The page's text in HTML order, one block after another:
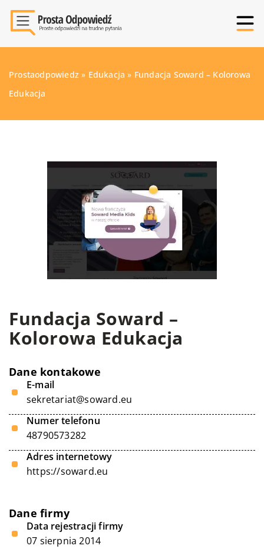
Prostaodpowiedz » Edukacja » Fundacja Soward – Kolorowa
Edukacja
Fundacja Soward –
Kolorowa Edukacja
Dane kontakowe
E-mail
sekretariat@soward.eu
Numer telefonu
48790573282
Adres internetowy
https://soward.eu
Dane firmy
Data rejestracji firmy
07 sierpnia 2014